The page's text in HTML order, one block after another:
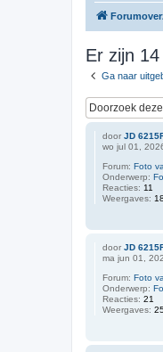
Er zijn
Ga naar
door JD
wo jul 01,
Forum: Foto
Onderwerp:
Reacties: 11
Weergaves:
door JD
ma jun 01,
Forum: Foto
Onderwerp:
Reacties: 21
Weergaves: